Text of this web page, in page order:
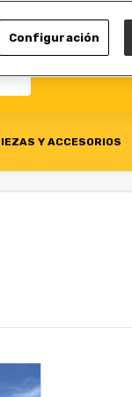
Y ACCESORIOS
Configuración